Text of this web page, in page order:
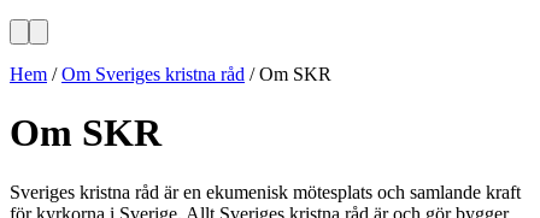
Hem /Om Sveriges kristna råd /Om SKR
Om SKR
Sveriges kristna råd är en ekumenisk mötesplats och samlande kraft
för kyrkorna i Sverige. Allt Sveriges kristna råd är och gör bygger